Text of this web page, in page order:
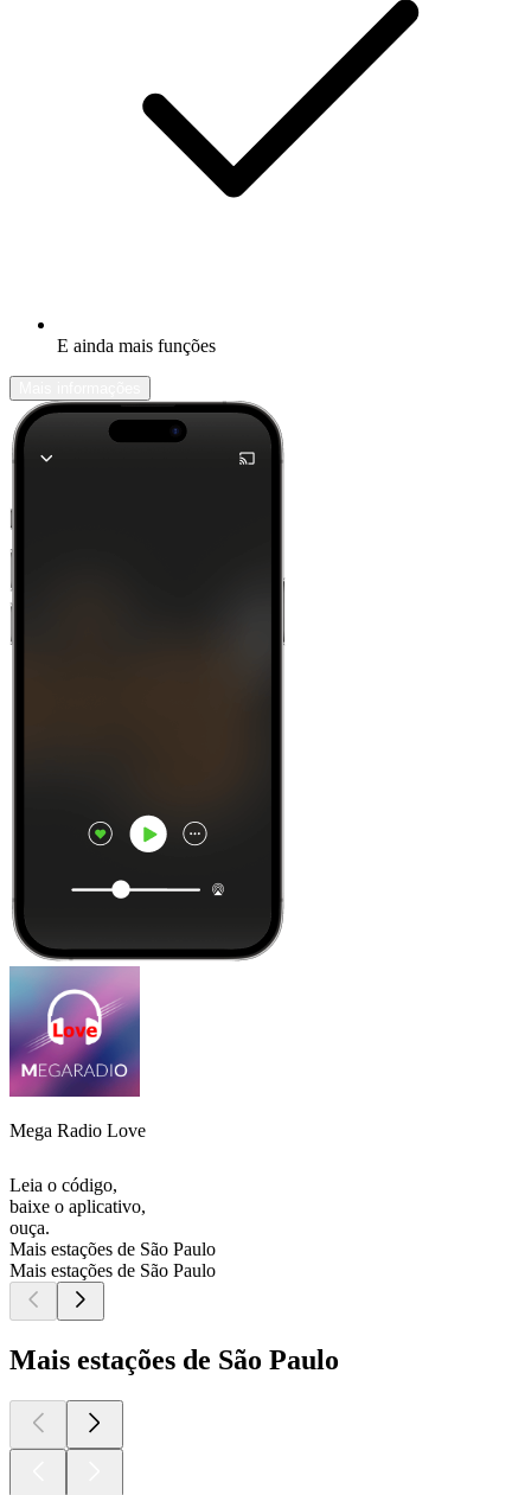
E ainda mais funções
Mega Radio Love
Leia o código,
baixe o aplicativo,
ouça.
Mais estações de São Paulo
Mais estações de São Paulo
Mais estações de São Paulo